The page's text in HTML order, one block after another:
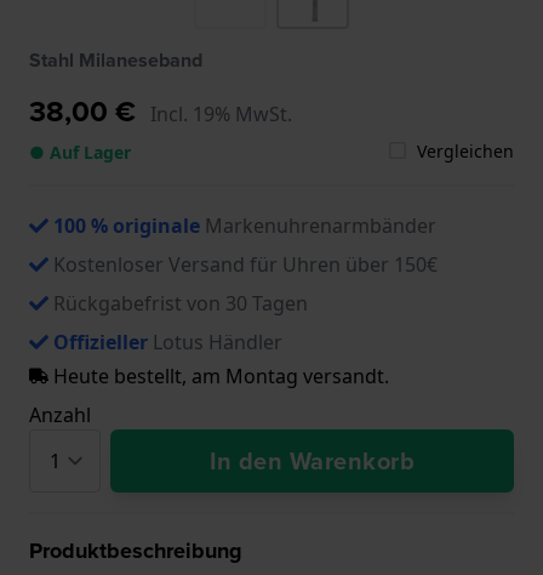
Stahl Milaneseband
38,00 € Incl. 19% MwSt.
● Auf Lager Vergleichen
100 % originale Markenuhrenarmbänder
Kostenloser Versand für Uhren über 150€
Rückgabefrist von 30 Tagen
Offizieller Lotus Händler
Heute bestellt, am Montag versandt.
Anzahl
In den Warenkorb
Produktbeschreibung